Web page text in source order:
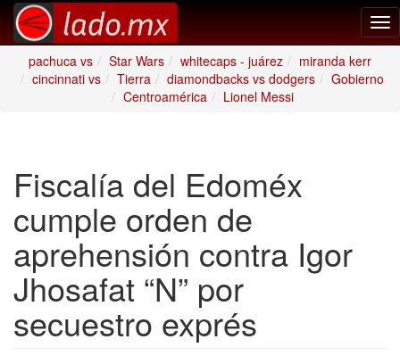
pachuca vs
Star Wars whitecaps - juárez
miranda kerr
cincinnati vs
Tierra diamondbacks vs dodgers
Gobierno
Centroamérica
Lionel Messi
Fiscalía del Edoméx
cumple orden de
aprehensión contra Igor
Jhosafat “N” por
secuestro exprés